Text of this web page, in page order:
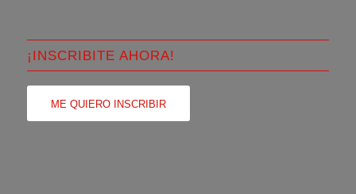
¡INSCRIBITE AHORA!
ME QUIERO INSCRIBIR